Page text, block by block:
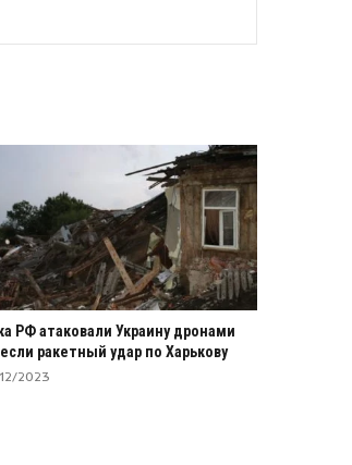
РФ атаковали Украину дронами
ракетный удар по Харькову
2023